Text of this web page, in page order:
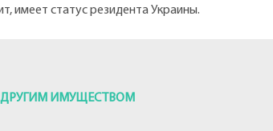
имеет статус резидента Украины.
ИМУЩЕСТВОМ